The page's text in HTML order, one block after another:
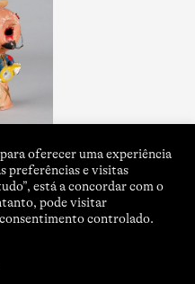
oferecer uma experiência
preferências e visitas
está a concordar com o
pode visitar
controlado.